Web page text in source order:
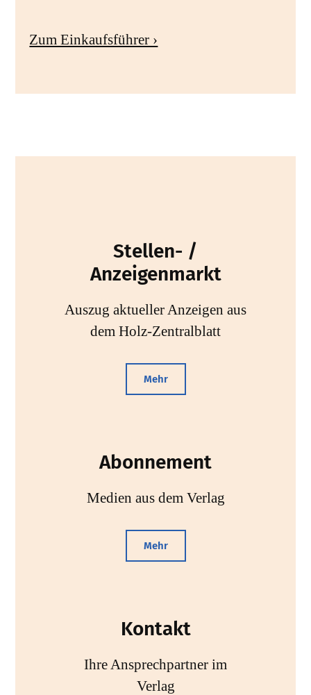
Zum Einkaufsführer ›
Stellen- /
Anzeigenmarkt
Auszug aktueller Anzeigen aus
dem Holz-Zentralblatt
Mehr
Abonnement
Medien aus dem Verlag
Mehr
Kontakt
Ihre Ansprechpartner im
Verlag